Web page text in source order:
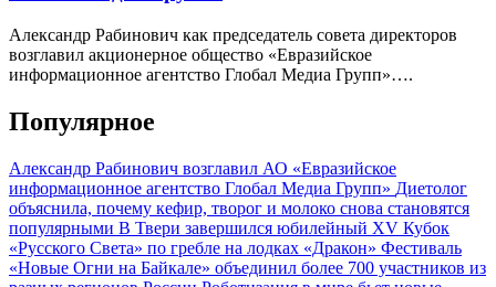
Александр Рабинович как председатель совета директоров
возглавил акционерное общество «Евразийское
информационное агентство Глобал Медиа Групп»….
Популярное
Александр Рабинович возглавил АО «Евразийское
информационное агентство Глобал Медиа Групп» Диетолог
объяснила, почему кефир, творог и молоко снова становятся
популярными В Твери завершился юбилейный XV Кубок
«Русского Света» по гребле на лодках «Дракон» Фестиваль
«Новые Огни на Байкале» объединил более 700 участников из